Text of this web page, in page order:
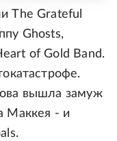
The Grateful
Ghosts,
of Gold Band.
вышла замуж
Маккея - и